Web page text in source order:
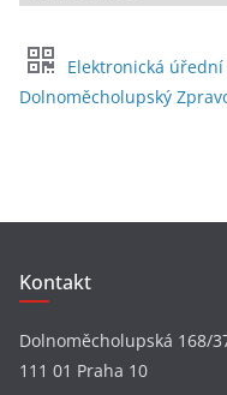
r
h
i
Elektronická úřední
Dolnoměcholupský
Kontakt
Dolnoměcholupská 168/
111 01 Praha 10